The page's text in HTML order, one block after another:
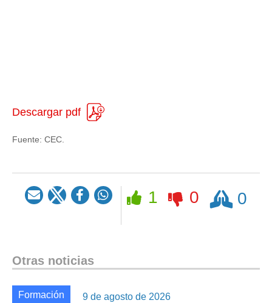
Descargar pdf
Fuente: CEC.
1 0
Rezar 0
Otras noticias
Formación
9 de agosto de 2026